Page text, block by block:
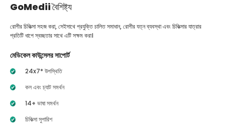
GoMediiবৈশিষ্ট্য
রোগীর চিকিত্সা সহজ করা, সেইসাথে প্রযুক্তি চালিত সমাধান, রোগীর যত্ন ব্যবস্থা এবং চিকিত্সার যাত্রার
প্রতিটি ধাপে স্বচ্ছতার সাথে এটি সক্ষম করা।
মেডিকেল কাউন্সেলর সাপোর্ট
24x7* উপস্থিতি
কল এবং চ্যাট সমর্থন
14+ ভাষা সমর্থন
চিকিত্সা সুপারিশ